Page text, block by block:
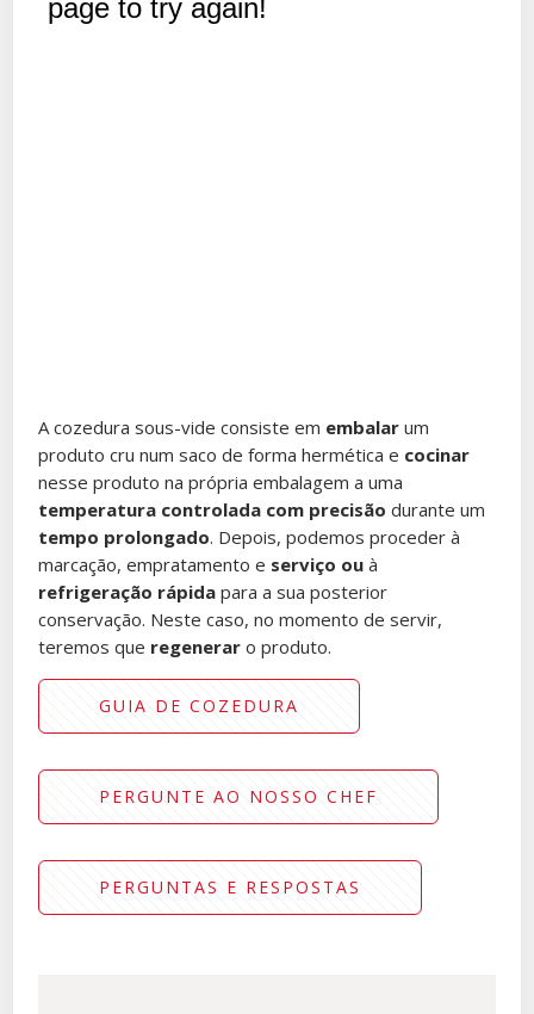
A cozedura sous-vide consiste em embalar um
produto cru num saco de forma hermética e cocinar
nesse produto na própria embalagem a uma
temperatura controlada com precisão durante um
tempo prolongado. Depois, podemos proceder à
marcação, empratamento e serviço ou à
refrigeração rápida para a sua posterior
conservação. Neste caso, no momento de servir,
teremos que regenerar o produto.
GUIA DE COZEDURA
PERGUNTE AO NOSSO CHEF
PERGUNTAS E RESPOSTAS